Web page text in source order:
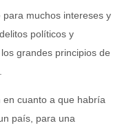
muchos intereses y
políticos y
grandes principios de
cuanto a que habría
país, para una